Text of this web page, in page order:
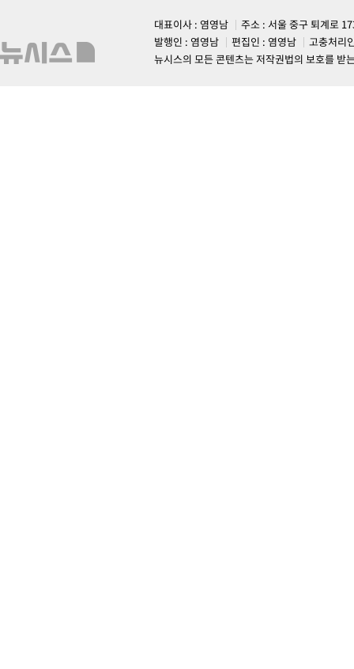
대표이사 : 염영남
주소 : 서울 중구 퇴계로
발행인 : 염영남
편집인 : 염영남
고충처리
뉴시스의 모든 콘텐츠는 저작권법의 보호를